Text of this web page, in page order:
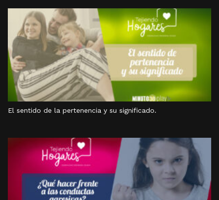
El sentido de la pertenencia y su significado.